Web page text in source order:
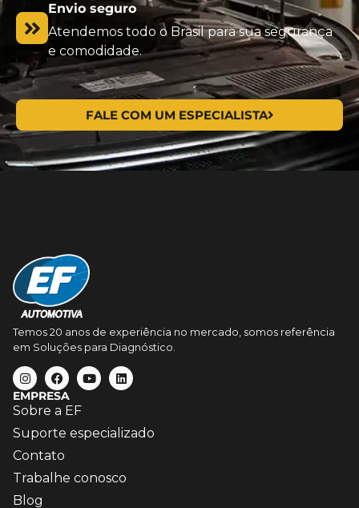
Envio seguro
Atendemos todo o Brasil para sua segurança
e comodidade.
FALE COM UM ESPECIALISTA
Temos 20 anos de experiência no mercado, somos referência
em Soluções para Diagnóstico.
EMPRESA
Sobre a EF
Suporte especializado
Contato
Trabalhe conosco
Blog